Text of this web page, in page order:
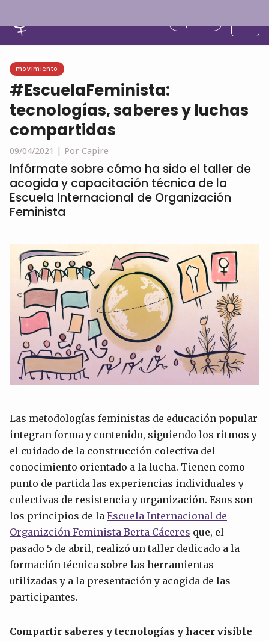
movimiento
#EscuelaFeminista:
tecnologías, saberes y luchas
compartidas
09/04/2021 | Por Capire
Infórmate sobre cómo ha sido el taller de
acogida y capacitación técnica de la
Escuela Internacional de Organización
Feminista
Las metodologías feministas de educación popular
integran forma y contenido, siguiendo los ritmos y
el cuidado de la construcción colectiva del
conocimiento orientado a la lucha. Tienen como
punto de partida las experiencias individuales y
colectivas de resistencia y organización. Esos son
los principios de la Escuela Internacional de
Organizción Feminista Berta Cáceres que, el
pasado 5 de abril, realizó un taller dedicado a la
formación técnica sobre las herramientas
utilizadas y a la presentación y acogida de las
participantes.
Compartir saberes y tecnologías y hacer visible